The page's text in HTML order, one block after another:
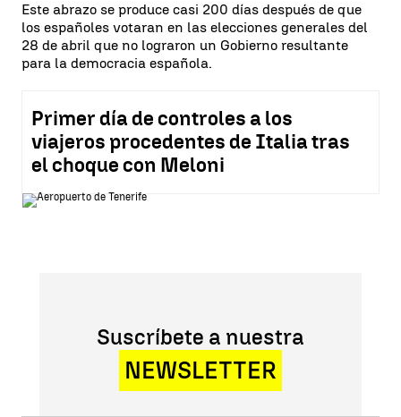
Este abrazo se produce casi 200 días después de que
los españoles votaran en las elecciones generales del
28 de abril que no lograron un Gobierno resultante
para la democracia española.
Primer día de controles a los
viajeros procedentes de Italia tras
el choque con Meloni
Suscríbete a nuestra
NEWSLETTER